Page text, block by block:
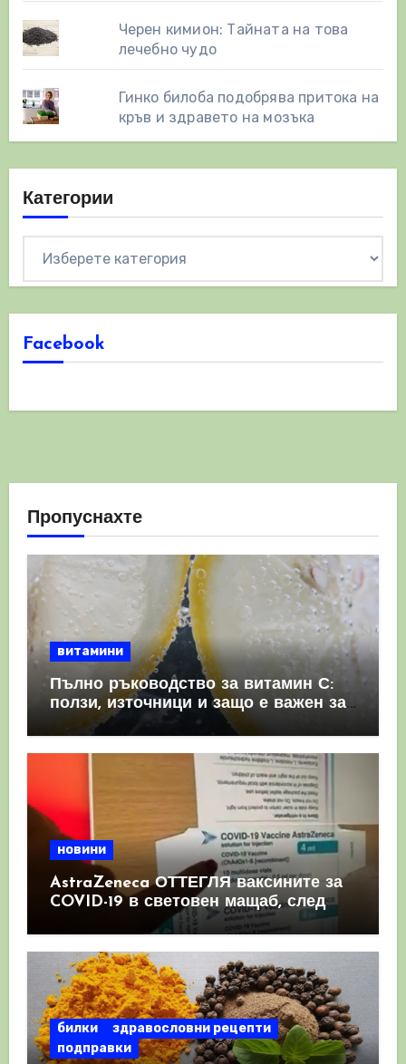
Черен кимион: Тайната на това
лечебно чудо
Гинко билоба подобрява притока на
кръв и здравето на мозъка
Категории
Facebook
Пропуснахте
витамини
Пълно ръководство за витамин С:
ползи, източници и защо е важен за
имунната система
новини
AstraZeneca ОТТЕГЛЯ ваксините за
COVID-19 в световен мащаб, след
като призна, че те причиняват
КРЪВНИ съсиреци
билки
здравословни рецепти
подправки